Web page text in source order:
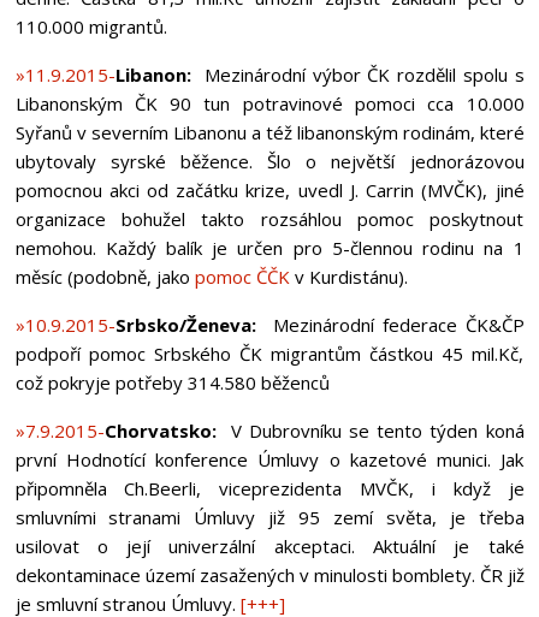
110.000 migrantů.
»11.9.2015-Libanon: Mezinárodní výbor ČK rozdělil spolu s
Libanonským ČK 90 tun potravinové pomoci cca 10.000
Syřanů v severním Libanonu a též libanonským rodinám, které
ubytovaly syrské běžence. Šlo o největší jednorázovou
pomocnou akci od začátku krize, uvedl J. Carrin (MVČK), jiné
organizace bohužel takto rozsáhlou pomoc poskytnout
nemohou. Každý balík je určen pro 5-člennou rodinu na 1
měsíc (podobně, jako pomoc ČČK v Kurdistánu).
»10.9.2015-Srbsko/Ženeva:
Mezinárodní federace ČK&ČP
podpoří pomoc Srbského ČK migrantům částkou 45 mil.Kč,
což pokryje potřeby 314.580 běženců
»7.9.2015-Chorvatsko: V Dubrovníku se tento týden koná
první Hodnotící konference Úmluvy o kazetové munici. Jak
připomněla Ch.Beerli, viceprezidenta MVČK, i když je
smluvními stranami Úmluvy již 95 zemí světa, je třeba
usilovat o její univerzální akceptaci. Aktuální je také
dekontaminace území zasažených v minulosti bomblety. ČR již
je smluvní stranou Úmluvy. [+++]